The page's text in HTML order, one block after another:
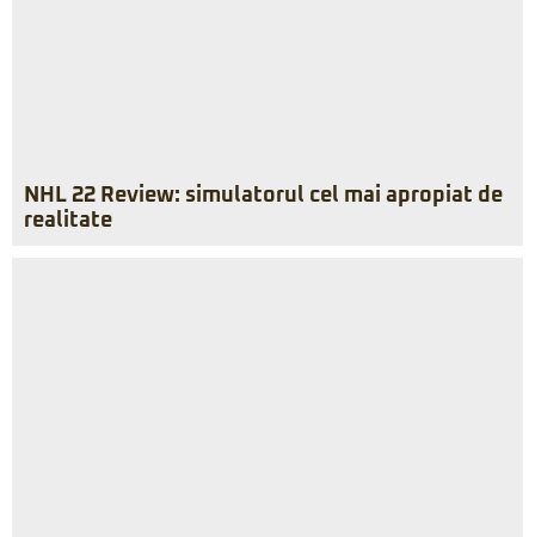
NHL 22 Review: simulatorul cel mai apropiat de
realitate